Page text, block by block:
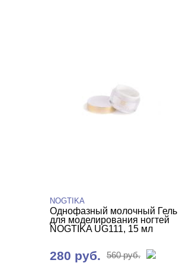
NOGTIKA
Однофазный молочный Гель
для моделирования ногтей
NOGTIKA UG111, 15 мл
280 руб. 560 руб.